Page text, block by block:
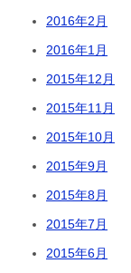
2016年2月
2016年1月
2015年12月
2015年11月
2015年10月
2015年9月
2015年8月
2015年7月
2015年6月